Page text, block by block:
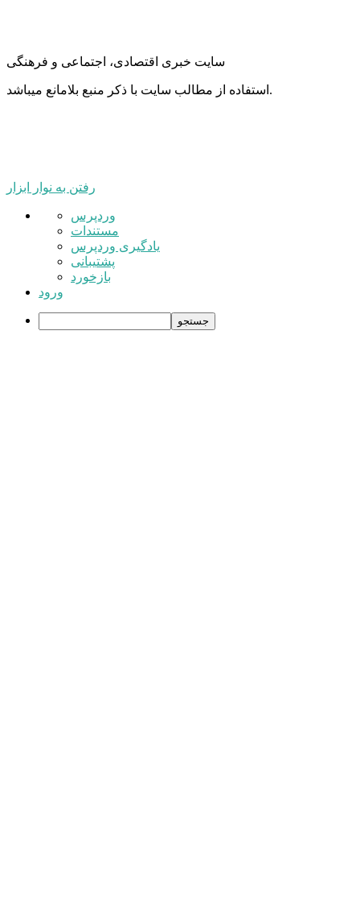
سایت خبری اقتصادی، اجتماعی و فرهنگی
استفاده از مطالب سایت با ذکر منبع بلامانع میباشد.
رفتن به نوار ابزار
درباره
وردپرس
وردپرس
مستندات
یادگیری وردپرس
پشتیبانی
بازخورد
ورود
جستجو